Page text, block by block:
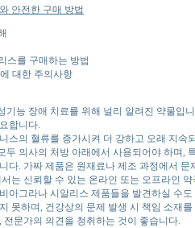
안전한 구매 방법
스를 구매하는 방법
대한 주의사항
기능 장애 치료를 위해 널리 알려진 약물
합니다.
스의 혈류를 증가시켜 더 강하고 오래 지
두 의사의 처방 아래에서 사용되어야 하며,
다. 가짜 제품은 원재료나 제조 과정에서
는 신뢰할 수 있는 온라인 또는 오프라인
아그라나 시알리스 제품들을 발견하실 수
못하며, 건강상의 문제 발생 시 책임 소재
문가의 의견을 청취하는 것이 좋습니다.